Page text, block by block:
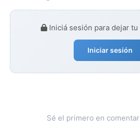
Iniciá sesión para dejar
Iniciar sesión
Sé el primero en